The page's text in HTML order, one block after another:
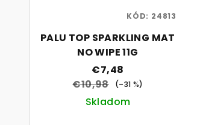
PALU TOP SPARKLING MAT
NO WIPE 11G
€7,48
€10,98
(–31 %)
Skladom
KÓD: 24813